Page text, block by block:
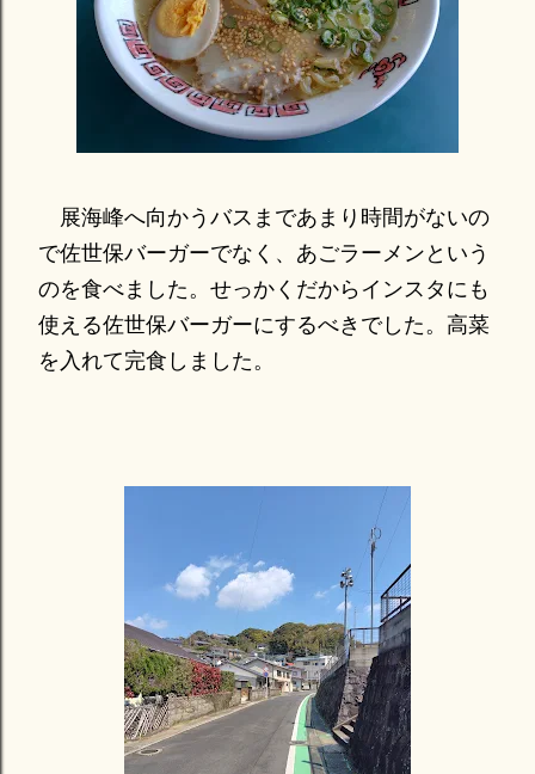
展海峰へ向かうバスまであまり時間がないの
で佐世保バーガーでなく、あごラーメンという
のを食べました。せっかくだからインスタにも
使える佐世保バーガーにするべきでした。高菜
を入れて完食しました。